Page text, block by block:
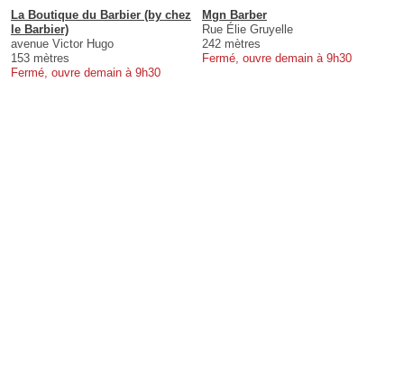
La Boutique du Barbier (by chez
le Barbier)
avenue Victor Hugo
153 mètres
Fermé, ouvre demain à 9h30
Mgn Barber
Rue Élie Gruyelle
242 mètres
Fermé, ouvre demain à 9h30